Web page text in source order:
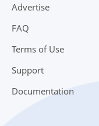
Advertise
FAQ
Terms of Use
Support
Documentation